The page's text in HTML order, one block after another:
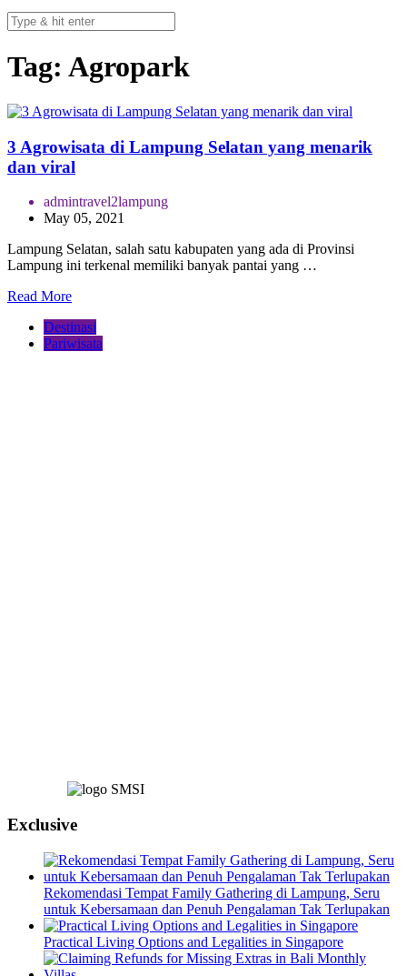
Tag: Agropark
3 Agrowisata di Lampung Selatan yang menarik
dan viral
admintravel2lampung
May 05, 2021
Lampung Selatan, salah satu kabupaten yang ada di Provinsi
Lampung ini terkenal memiliki banyak pantai yang …
Read More
Destinasi
Pariwisata
Exclusive
Rekomendasi Tempat Family Gathering di Lampung, Seru
untuk Kebersamaan dan Penuh Pengalaman Tak Terlupakan
Practical Living Options and Legalities in Singapore